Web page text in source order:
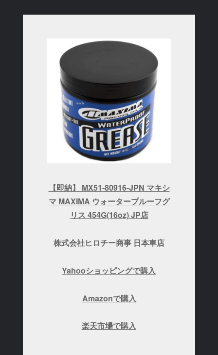
【即納】 MX51-80916-JPN マキシ
マ MAXIMA ウォータープルーフグ
リス 454G(16oz) JP店
株式会社ヒロチー商事 日本車店
Yahooショッピングで購入
Amazonで購入
楽天市場で購入